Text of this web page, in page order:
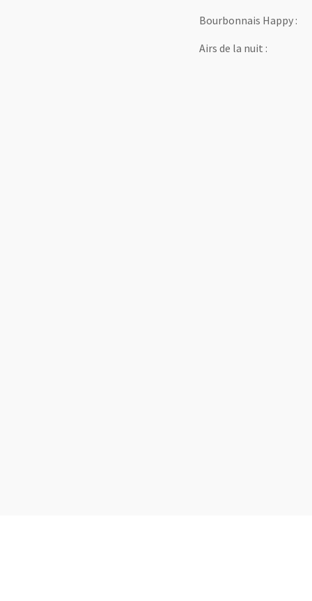
Bourbonnais Happy :
Airs de la nuit :